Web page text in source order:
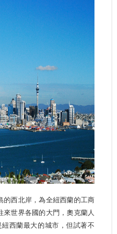
的西北岸，為全紐西蘭的工商
來世界各國的大門，奧克蘭人
西蘭最大的城市，但試著不